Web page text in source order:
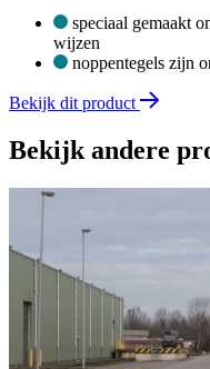
speciaal gemaakt
wijzen
noppentegels zijn
Bekijk dit product
Bekijk andere